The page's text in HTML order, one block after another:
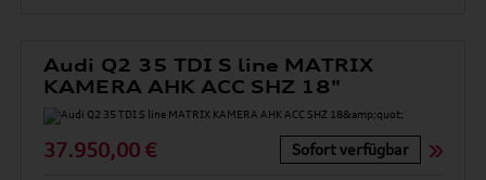
Audi Q2 35 TDI S line MATRIX
KAMERA AHK ACC SHZ 18"
37.950,00 € Sofort verfügbar